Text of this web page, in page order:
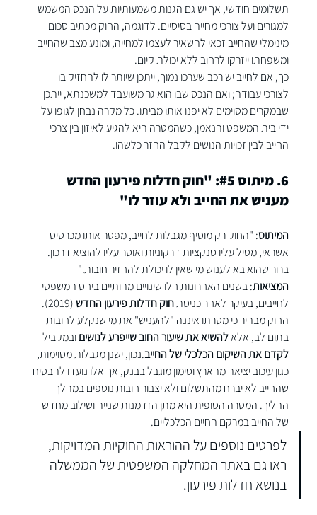
תשלומים חודשי, אך יש גם הגנות משמעותיות על הנכס המשמש
למגורים ועל צורכי מחייה בסיסיים. לדוגמה, החוק מכתיב סכום
מינימלי שהחייב זכאי להשאיר לעצמו למחייה, ומונע מצב שהחייב
ומשפחתו ייזרקו לרחוב ללא יכולת קיום.
כך, אם לחייב יש רכב שערכו נמוך, ייתכן שיותר לו להחזיק בו
לצורכי עבודה; ואם הנכס שבו הוא גר משועבד למשכנתא, ייתכן
שבמקרים מסוימים לא יפנו אותו מביתו. כל מקרה נבחן לגופו על
ידי בית המשפט והנאמן, כשהמטרה היא להגיע לאיזון בין צרכי
החייב לבין זכויות הנושים לקבל החזר כלשהו.
6. מיתוס #5: "חוק חדלות פירעון החדש
מעניש את החייב ולא עוזר לו"
המיתוס: "החוק רק מוסיף מגבלות לחייב, מפטר אותו מכרטיס
אשראי, מטיל עליו סנקציות דרקוניות ואוסר עליו להוציא דרכון.
ברור שהוא בא לענוש מי שאין לו יכולת להחזיר חובות."
המציאות: בשנים האחרונות חלו שינויים מהותיים ביחס המשפטי
לחייבים, בעיקר לאחר כניסת חוק חדלות פירעון החדש
(2019).
החוק מבהיר כי מטרתו איננה "להעניש" את מי שנקלע לחובות
בתום לב, אלא להשיא את שיעור החוב שייפרע לנושים ובמקביל
לקדם את השיקום הכלכלי של החייב.נכון, ישנן מגבלות מסוימות,
כגון עיכוב יציאה מהארץ וסימון מוגבל בבנק, אך אלו נועדו להבטיח
שהחייב לא יברח מהתשלום ולא יצבור חובות נוספים במהלך
ההליך. המטרה הסופית היא מתן הזדמנות שנייה ושילוב מחדש
של החייב במרקם החיים הכלכליים.
לפרטים נוספים על ההוראות החוקיות המדויקות,
ראו גם באתר המחלקה המשפטית של הממשלה
בנושא חדלות פירעון.